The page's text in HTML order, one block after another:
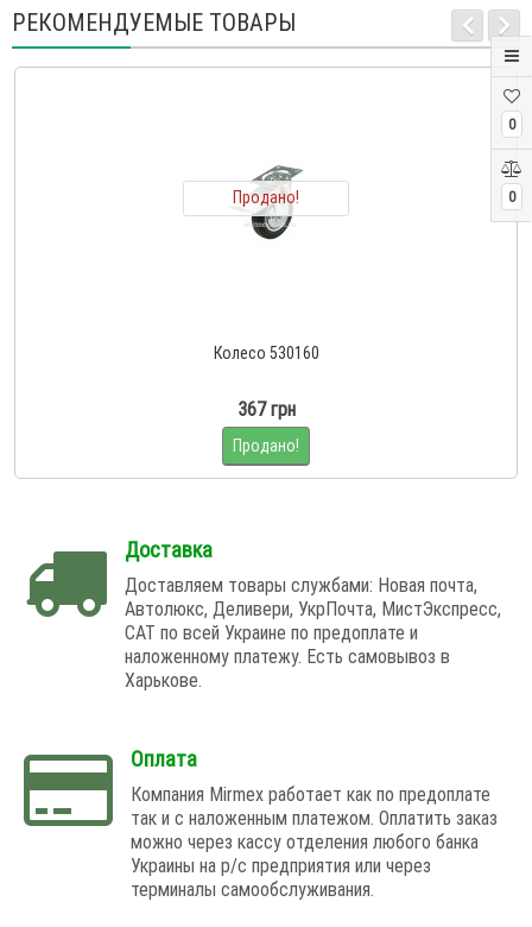
0
0
РЕКОМЕНДУЕМЫЕ ТОВАРЫ
Продано!
Колесо 530160
367 грн
Продано!
Доставка
Доставляем товары службами: Новая почта,
Автолюкс, Деливери, УкрПочта, МистЭкспресс,
САТ по всей Украине по предоплате и
наложенному платежу. Есть самовывоз в
Харькове.
Оплата
Компания Mirmex работает как по предоплате
так и с наложенным платежом. Оплатить заказ
можно через кассу отделения любого банка
Украины на р/с предприятия или через
терминалы самообслуживания.